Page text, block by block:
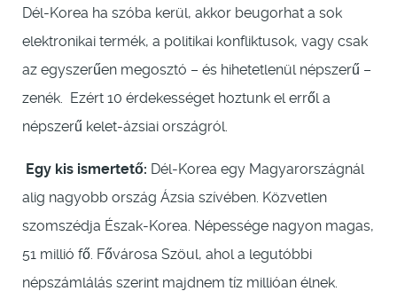
Dél-Korea ha szóba kerül, akkor beugorhat a sok
elektronikai termék, a politikai konfliktusok, vagy csak
az egyszerűen megosztó – és hihetetlenül népszerű –
zenék. Ezért 10 érdekességet hoztunk el erről a
népszerű kelet-ázsiai országról.
Egy kis ismertető: Dél-Korea egy Magyarországnál
alig nagyobb ország Ázsia szívében. Közvetlen
szomszédja Észak-Korea. Népessége nagyon magas,
51 millió fő. Fővárosa Szöul, ahol a legutóbbi
népszámlálás szerint majdnem tíz millióan élnek.